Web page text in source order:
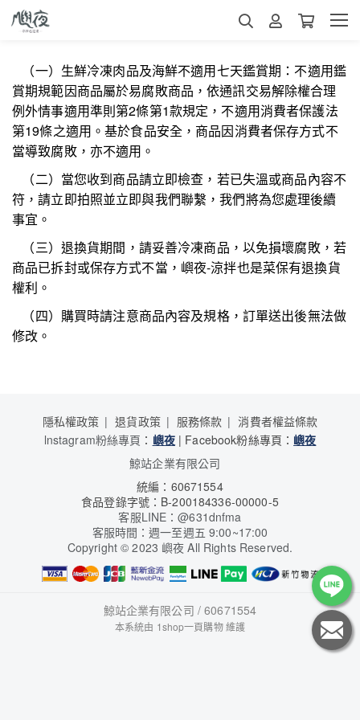
（一）生鮮冷凍肉品及海鮮不適用七天鑑賞期：不適用鑑
賞期規範因商品屬於易腐敗商品，依通訊交易解除權合理
例外情事適用準則第2條第1款規定，不適用消費者保護法
第19條之適用。基於食品安全，商品因消費者保存方式不
當導致腐敗，亦不適用。
（二）當您收到商品請立即檢查，若已失溫或商品內容不
符，請立即拍照並立即與我們聯繫，我們將為您處理後續
事宜。
（三）退換貨期間，請妥善冷凍商品，以免損壞腐敗，若
商品已拆封或保存方式不當，嶼夜-涼拌也是菜保有退換貨
權利。
（四）購買時請注意商品內容及規格，訂單送出後無法做
修改。
隱私權政策 退貨政策 服務條款
消費者權益條款
lnstagram粉絲專頁 ： 嶼夜| Facebook粉絲專頁： 嶼夜
鯨站企業有限公司
統編：60671554
食品登錄字號：B-200184336-00000-5
客服LINE：@631dnfma
客服時間：週一至週五 9:00~17:00
Copyright© 2023 嶼夜 All Rights Reserved.
鯨站企業有限公司 / 60671554
本系統由 1shop一頁購物維護